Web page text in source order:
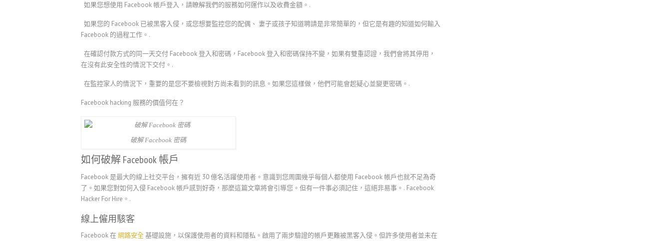
如果您想使用 Facebook 帳戶登入，請瞭解我們的服務如何運作以及收費金額。.
如果您的 Facebook 已被黑客入侵，或您想要監控您的配偶、 妻子或孩子知道聘請是非常簡單的，但它是有趣的知道如何輸入
Facebook 的過程工作。.
在確認付款方式的同一天交付 Facebook 登入和密碼，Facebook 登入和密碼保持不變，如果有雙重認證，我們會將其停用，
在沒有此安全性的情況下交付。.
在監控家人的情況下，重要的是您不要檢視對方尚未看到的訊息。如果您這樣做，他們可能會起疑心並變更密碼。.
Facebook hacking 服務的價值何在？
破解 Facebook 密碼
如何破解 Facebook 帳戶
Facebook 是最大的線上社交平台，擁有近 30 億名活躍使用者。意識到您周圍幾乎每個人都使用 Facebook 帳戶也就不足為奇
了。如果您對如何入侵 Facebook 帳戶感到好奇，那麼這篇文章將會引導您。但有一件事必須記住，這絕非易事。. Facebook
Hacker For Hire。.
線上僱用駭客
Facebook 在 網路安全基礎設施，以保護使用者的資料和隱私。啟用了兩步驗證的帳戶更難被黑客入侵。但許多使用者並未在